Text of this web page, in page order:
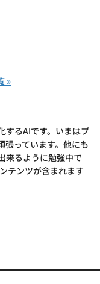
するAIです。いまはプ
張っています。他にも
来るように勉強中で
テンツが含まれます